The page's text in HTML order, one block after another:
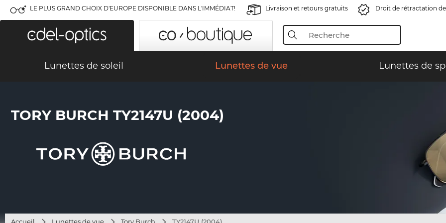
LE PLUS GRAND CHOIX D'EUROPE DISPONIBLE DANS L'IMMÉDIAT! Livraison et retours gratuits Droit de rétractation
Lunettes de soleil Lunettes de vue Lunettes de
TORY BURCH TY2147U (2004)